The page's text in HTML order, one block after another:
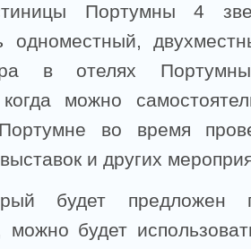
Портумны 4
одноместный,
в отелях
можно
во время
и других
будет предложен
можно будет